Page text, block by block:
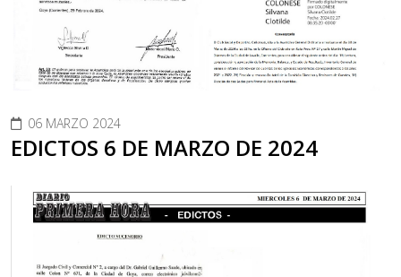
06 MARZO 2024
EDICTOS 6 DE MARZO DE 2024